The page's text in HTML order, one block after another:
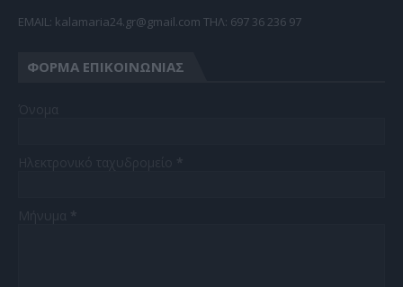
EMAIL: kalamaria24.gr@gmail.com TΗΛ: 697 36 236 97
ΦΌΡΜΑ ΕΠΙΚΟΙΝΩΝΊΑΣ